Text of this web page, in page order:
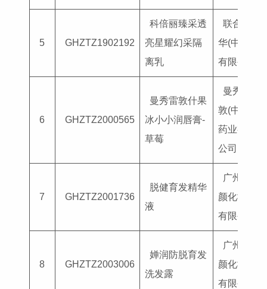
5 GHZTZ1902192
科倍丽臻采透
亮星耀幻采隔
离乳
联合利
华(中国)
有限公司
6 GHZTZ2000565
曼秀雷敦什果
冰小小润唇膏-
草莓
曼秀雷
敦(中国)
药业有限
公司
7 GHZTZ2001736
脱健育发精华
液
广州臻
颜化妆品
有限公司
8 GHZTZ2003006
婵润防脱育发
洗发露
广州臻
颜化妆品
有限公司